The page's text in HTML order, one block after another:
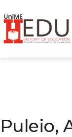
al
contenuto
Puleio,